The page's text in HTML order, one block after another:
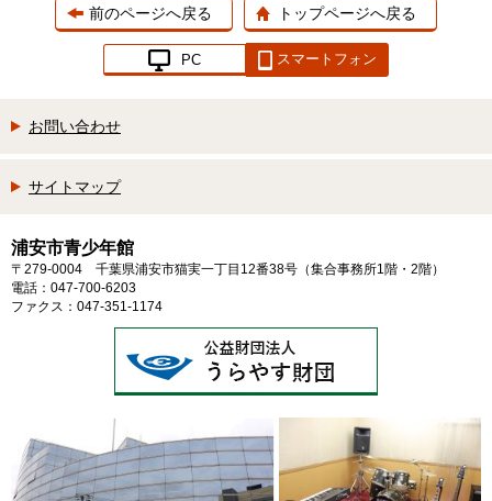
前のページへ戻る トップページへ戻る
PC スマートフォン
お問い合わせ
サイトマップ
浦安市青少年館
〒279-0004 千葉県浦安市猫実一丁目12番38号（集合事務所1階・2階）
電話：047-700-6203
ファクス：047-351-1174